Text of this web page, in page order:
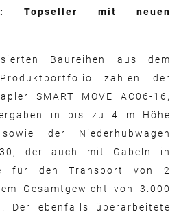
Topseller mit neuen
Baureihen aus dem
zählen der
SMART MOVE AC06-16,
in bis zu 4 m Höhe
der Niederhubwagen
der auch mit Gabeln in
für den Transport von 2
Gesamtgewicht von 3.000
Der ebenfalls überarbeitete